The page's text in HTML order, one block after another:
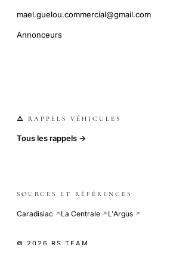
mael.guelou.commercial@gmail.com
Annonceurs
⚠️ RAPPELS VÉHICULES
Tous les rappels →
SOURCES ET RÉFÉRENCES
Caradisiac ↗ La Centrale ↗ L'Argus ↗
© 2026 RS TEAM